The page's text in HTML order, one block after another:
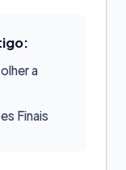
a
Finais